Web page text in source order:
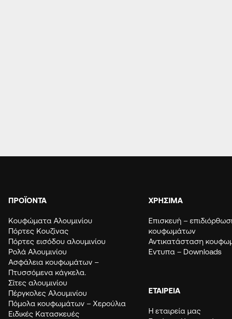
ΠΡΟΪΟΝΤΑ
Κουφώματα Αλουμινίου
Πόρτες Κουζίνας
Πόρτες εισόδου αλουμινίου
Ρολά Αλουμινίου
Ασφάλεια κουφωμάτων –
Πτυσσόμενα κάγκελα.
Σίτες αλουμινίου
Πέργκολες Αλουμινίου
Πόμολα κουφωμάτων – Χερούλια
Ειδικές Κατασκευές
ΧΡΗΣΙΜΑ
Eπισκευή –
κουφωμάτων
Αντικατάσταση
Εντυπα – Downloads
ΕΤΑΙΡΕΙΑ
Η εταιρεία μας